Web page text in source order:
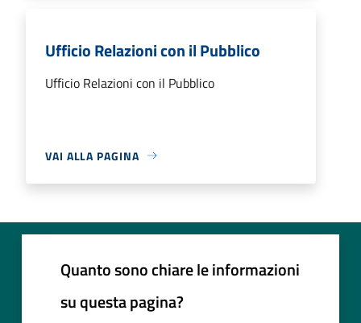
Ufficio Relazioni con il Pubblico
Ufficio Relazioni con il Pubblico
VAI ALLA PAGINA
Quanto sono chiare le informazioni
su questa pagina?